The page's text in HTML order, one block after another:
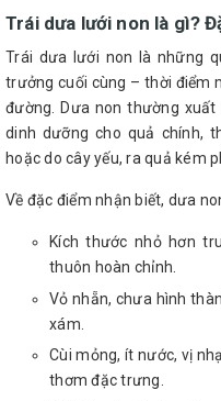
Trái dưa lưới non là gì?
Trái dưa lưới non là những
trưởng cuối cùng – thời điểm
đường. Dưa non thường
dinh dưỡng cho quả chính,
hoặc do cây yếu, ra quả kém
Về đặc điểm nhận biết, dưa
Kích thước nhỏ hơn
thuôn hoàn chỉnh.
Vỏ nhẵn, chưa hình
xám.
Cùi mỏng, ít nước, vị
thơm đặc trưng.